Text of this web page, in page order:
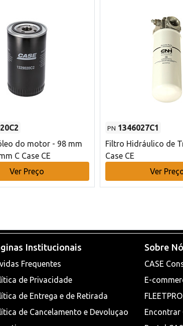
do motor - 98 mm
C Case CE
Ver Preço
PN 1346027C1
Filtro Hidráulico de
Case CE
Ver
Institucionais
Frequentes
de Privacidade
de Entrega e de Retirada
de Cancelamento e Devoluçao
Sobre
CASE
E-
FLEETPRO
Encontrar